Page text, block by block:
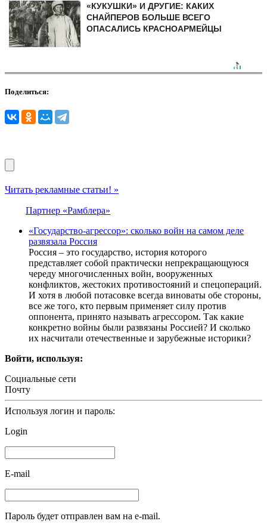
«КУКУШКИ» И ДРУГИЕ: КАКИХ
СНАЙПЕРОВ БОЛЬШЕ ВСЕГО
ОПАСАЛИСЬ КРАСНОАРМЕЙЦЫ
Поделиться:
Читать рекламные статьи! »
Партнер «Рамблера»
«Государство-агрессор»: сколько войн на самом деле
развязала Россия
Россия – это государство, история которого
представляет собой практически непрекращающуюся
череду многочисленных войн, вооруженных
конфликтов, жестоких противостояний и спецопераций.
И хотя в любой потасовке всегда виноваты обе стороны,
все же того, кто первым применяет силу против
оппонента, принято называть агрессором. Так какие
конкретно войны были развязаны Россией? И сколько
их насчитали отечественные и зарубежные историки?
Войти, используя:
Социальные сети
Почту
Используя логин и пароль:
Login
E-mail
Пароль будет отправлен вам на e-mail.